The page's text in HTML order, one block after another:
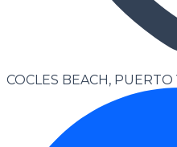
COCLES BEACH,